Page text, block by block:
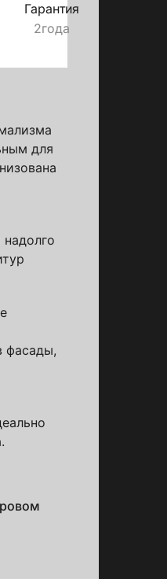
Гарантия
2года
для
фасады,